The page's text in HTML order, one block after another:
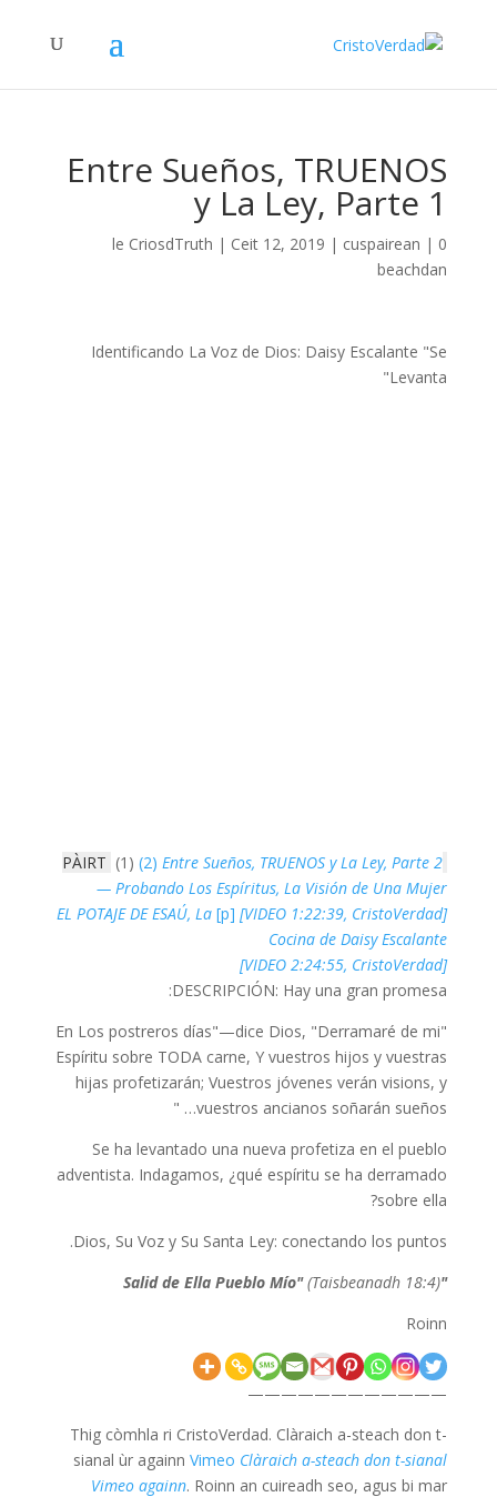
Entre Sueños, TRUENOS
y La Ley, Parte 1
le CriosdTruth | Ceit 12, 2019 | cuspairean | 0
beachdan
Identificando La Voz de Dios: Daisy Escalante "Se
Levanta"
(1) (2) Entre Sueños, TRUENOS y La Ley, Parte 2
— Probando Los Espíritus, La Visión de Una Mujer
[VIDEO 1:22:39, CristoVerdad]
[p]
EL POTAJE DE ESAÚ, La
Cocina de Daisy Escalante
[VIDEO 2:24:55, CristoVerdad]
DESCRIPCIÓN: Hay una gran promesa:
"En Los postreros días"—dice Dios, "Derramaré de mi
Espíritu sobre TODA carne, Y vuestros hijos y vuestras
hijas profetizarán; Vuestros jóvenes verán visions, y
vuestros ancianos soñarán sueños… "
Se ha levantado una nueva profetiza en el pueblo
adventista. Indagamos, ¿qué espíritu se ha derramado
sobre ella?
Dios, Su Voz y Su Santa Ley: conectando los puntos.
"Salid de Ella Pueblo Mío"
(Taisbeanadh 18:4)
Roinn
————————————
Thig còmhla ri CristoVerdad. Clàraich a-steach don t-
sianal ùr againnVimeo Clàraich a-steach don t-sianal
Vimeo againn. Roinn an cuireadh seo, agus bi mar